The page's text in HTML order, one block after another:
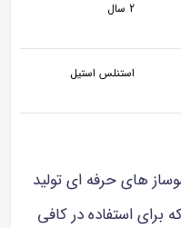
استنلس استیل
حرفه ای تولید
استفاده در کافی